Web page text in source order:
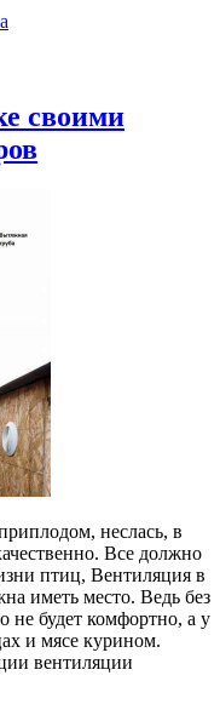
своими
неслась, в
Все должно
птиц, Вентиляция в
иметь место. Ведь без
не будет комфортно, а у
и мясе курином.
вентиляции